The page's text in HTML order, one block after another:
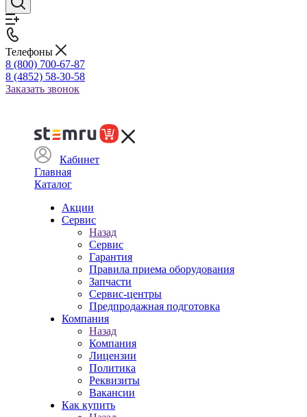
Телефоны
8 (800) 700-67-87
8 (4852) 58-30-58
Заказать звонок
Кабинет
Главная
Каталог
Акции
Сервис
Назад
Сервис
Гарантия
Правила приема оборудования
Запчасти
Сервис-центры
Предпродажная подготовка
Компания
Назад
Компания
Лицензии
Политика
Реквизиты
Вакансии
Как купить